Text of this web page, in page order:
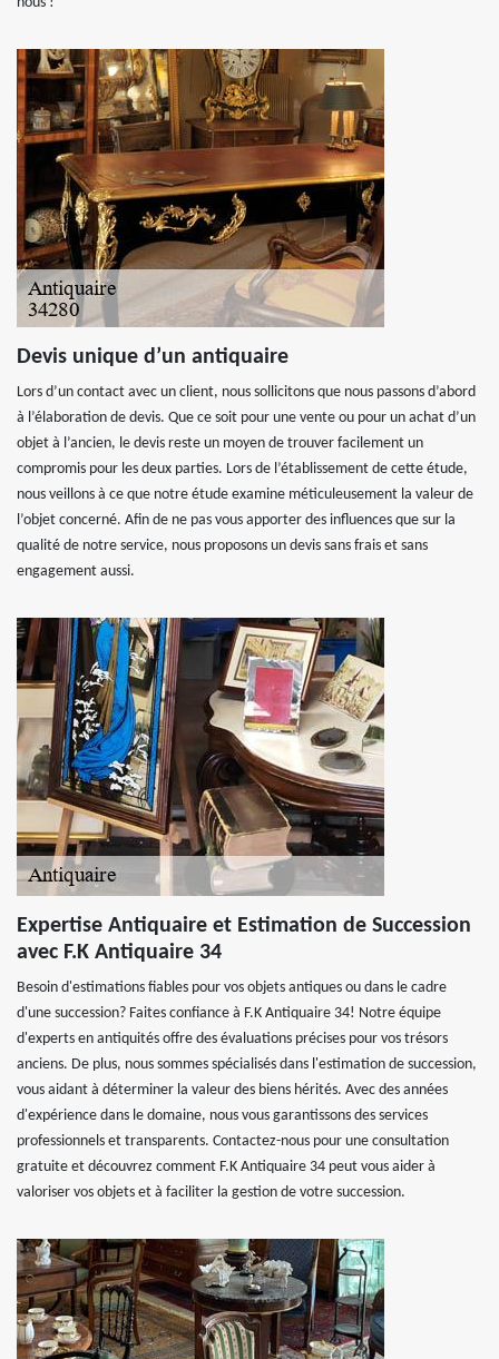
Devis unique d’un antiquaire
Lors d’un contact avec un client, nous sollicitons que nous passons d’abord
à l’élaboration de devis. Que ce soit pour une vente ou pour un achat d’un
objet à l’ancien, le devis reste un moyen de trouver facilement un
compromis pour les deux parties. Lors de l’établissement de cette étude,
nous veillons à ce que notre étude examine méticuleusement la valeur de
l’objet concerné. Afin de ne pas vous apporter des influences que sur la
qualité de notre service, nous proposons un devis sans frais et sans
engagement aussi.
Expertise Antiquaire et Estimation de Succession
avec F.K Antiquaire 34
Besoin d'estimations fiables pour vos objets antiques ou dans le cadre
d'une succession? Faites confiance à F.K Antiquaire 34! Notre équipe
d'experts en antiquités offre des évaluations précises pour vos trésors
anciens. De plus, nous sommes spécialisés dans l'estimation de succession,
vous aidant à déterminer la valeur des biens hérités. Avec des années
d'expérience dans le domaine, nous vous garantissons des services
professionnels et transparents. Contactez-nous pour une consultation
gratuite et découvrez comment F.K Antiquaire 34 peut vous aider à
valoriser vos objets et à faciliter la gestion de votre succession.